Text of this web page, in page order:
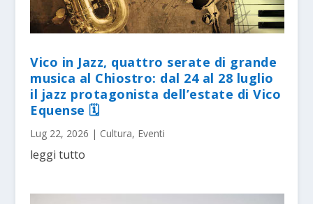
Vico in Jazz, quattro serate di grande
musica al Chiostro: dal 24 al 28 luglio
il jazz protagonista dell’estate di Vico
Equense 🗓
Lug 22, 2026 | Cultura, Eventi
leggi tutto